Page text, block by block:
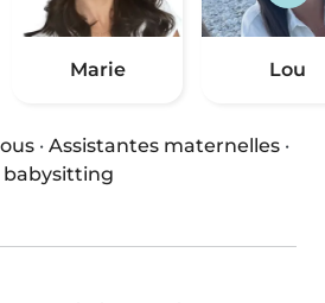
Marie Lou
· Assistantes maternelles ·
babysitting